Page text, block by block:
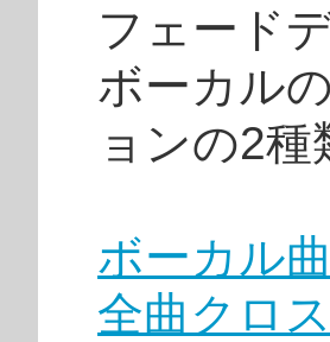
フェード
ボーカル
ョンの2
ボーカル
全曲クロ